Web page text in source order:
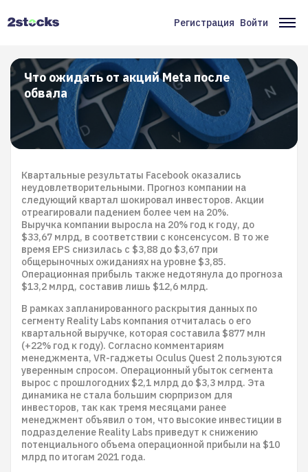
Меню
учётной
записи
пользователя
Регистрация Войти
Что ожидать от акций Meta после
обвала
Квартальные результаты Facebook оказались
неудовлетворительными. Прогноз компании на
следующий квартал шокировал инвесторов. Акции
отреагировали падением более чем на 20%.
Выручка компании выросла на 20% год к году, до
$33,67 млрд, в соответствии с консенсусом. В то же
время EPS снизилась с $3,88 до $3,67 при
общерыночных ожиданиях на уровне $3,85.
Операционная прибыль также недотянула до прогноза
$13,2 млрд, составив лишь $12,6 млрд.
В рамках запланированного раскрытия данных по
сегменту Reality Labs компания отчиталась о его
квартальной выручке, которая составила $877 млн
(+22% год к году). Согласно комментариям
менеджмента, VR-гаджеты Oculus Quest 2 пользуются
уверенным спросом. Операционный убыток сегмента
вырос с прошлогодних $2,1 млрд до $3,3 млрд. Эта
динамика не стала большим сюрпризом для
инвесторов, так как тремя месяцами ранее
менеджмент объявил о том, что высокие инвестиции в
подразделение Reality Labs приведут к снижению
потенциального объема операционной прибыли на $10
млрд по итогам 2021 года.